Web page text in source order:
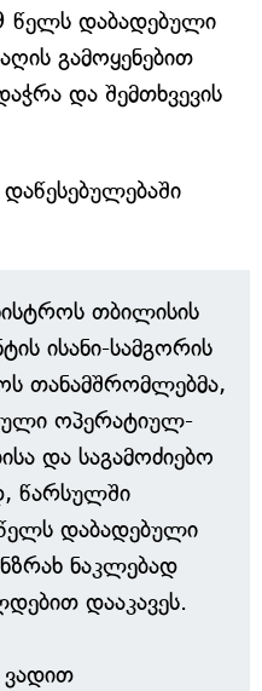
წელს დაბადებული
გამოყენებით
და შემთხვევის
თბილისის
ისანი-სამგორის
თანამშრომლებმა,
ოპერატიულ-
და საგამოძიებო
წარსულში
დაბადებული
ნაკლებად
დააკავეს.